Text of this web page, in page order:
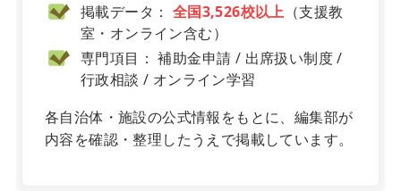
掲載データ： 全国3,526校以上 （支援教
室・オンライン含む）
専門項目： 補助金申請 / 出席扱い制度 /
行政相談 / オンライン学習
各自治体・施設の公式情報をもとに、編集部が
内容を確認・整理したうえで掲載しています。